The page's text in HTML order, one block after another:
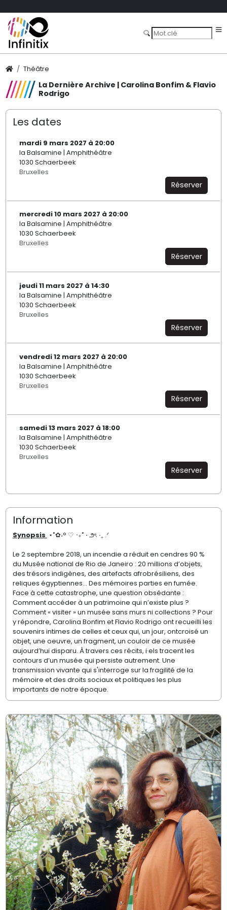
Théâtre
La Dernière Archive | Carolina Bonfim & Flavio
Rodrigo
Les dates
mardi 9 mars 2027 à 20:00
la Balsamine | Amphithéâtre
1030 Schaerbeek
Bruxelles
Réserver
mercredi 10 mars 2027 à 20:00
la Balsamine | Amphithéâtre
1030 Schaerbeek
Bruxelles
Réserver
jeudi 11 mars 2027 à 14:30
la Balsamine | Amphithéâtre
1030 Schaerbeek
Bruxelles
Réserver
vendredi 12 mars 2027 à 20:00
la Balsamine | Amphithéâtre
1030 Schaerbeek
Bruxelles
Réserver
samedi 13 mars 2027 à 18:00
la Balsamine | Amphithéâtre
1030 Schaerbeek
Bruxelles
Réserver
Information
Synopsis ⋆˚✿˖° ♡ ‧₊˚ ⋅ ౨ৎ ‧₊ .ᐟ
Le 2 septembre 2018, un incendie a réduit en cendres 90 %
du Musée national de Rio de Janeiro : 20 millions d’objets,
des trésors indigènes, des artefacts afrobrésiliens, des
reliques égyptiennes… Des mémoires parties en fumée.
Face à cette catastrophe, une question obsédante :
Comment accéder à un patrimoine qui n’existe plus ?
Comment « visiter » un musée sans murs ni collections ? Pour
y répondre, Carolina Bonfim et Flavio Rodrigo ont recueilli les
souvenirs intimes de celles et ceux qui, un jour, ontcroisé un
objet, une oeuvre, un fragment, un couloir de ce musée
aujourd’hui disparu. À travers ces récits, i·els tracent les
contours d’un musée qui persiste autrement. Une
transmission vivante qui s'interroge sur la fragilité de la
mémoire et des droits sociaux et politiques les plus
importants de notre époque.